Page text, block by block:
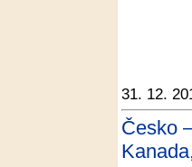
31. 12.
Česko